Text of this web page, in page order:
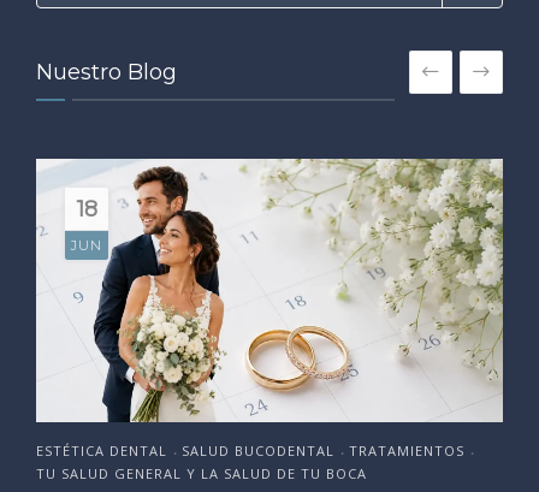
Nuestro Blog
18
JUN
ESTÉTICA DENTAL • SALUD BUCODENTAL • TRATAMIENTOS •
TU SALUD GENERAL Y LA SALUD DE TU BOCA